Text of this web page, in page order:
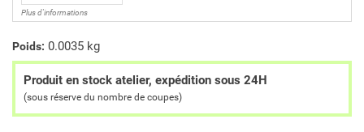
Plus d'informations
Poids: 0.0035 kg
Produit en stock atelier, expédition sous 24H
(sous réserve du nombre de coupes)